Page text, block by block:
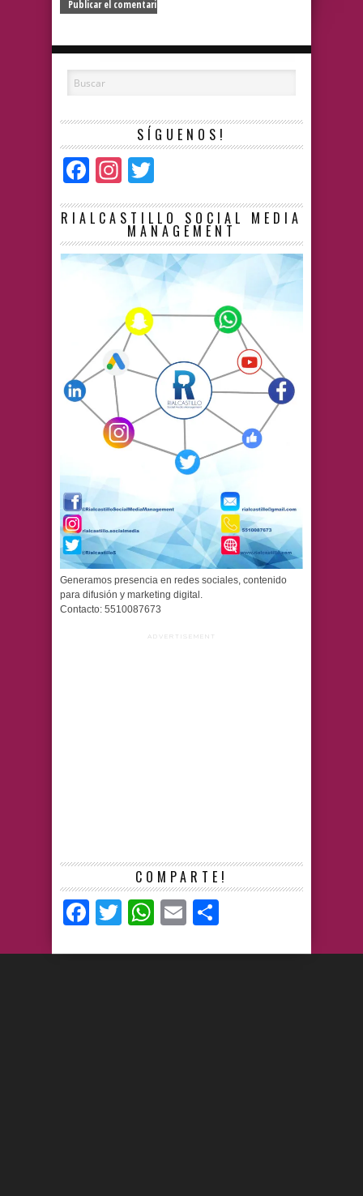
SÍGUENOS!
Facebook
Instagram
RIALCASTILLO SOCIAL MEDIA
MANAGEMENT
Generamos presencia en redes sociales, contenido
para difusión y marketing digital.
Contacto: 5510087673
ADVERTISEMENT
COMPARTE!
Facebook
TwitterWhatsApp
Email